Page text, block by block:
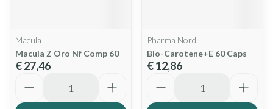
Macula
Macula Z Oro Nf Comp 60
€ 27,46
Pharma Nord
Bio-Carotene+E 60 Caps
€ 12,86